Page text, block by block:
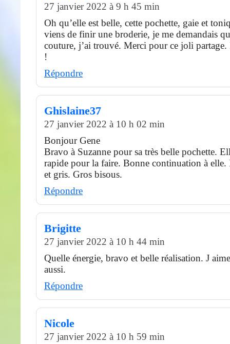
27 janvier 2022 à 9 h 45 min
Oh qu’elle est belle, cette pochette, gaie et
viens de finir une broderie, je me demandais
couture, j’ai trouvé. Merci pour ce joli
!
Répondre
Ghislaine37
27 janvier 2022 à 10 h 02 min
Bonjour Gene
Bravo à Suzanne pour sa très belle pochette.
rapide pour la faire. Bonne continuation à
et gris. Gros bisous.
Répondre
Brigitte
27 janvier 2022 à 10 h 44 min
Quelle énergie, bravo et belle réalisation. J
aussi.
Répondre
Nicole
27 janvier 2022 à 10 h 59 min